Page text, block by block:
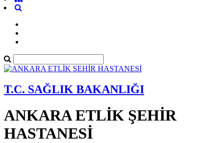
T.C. SAĞLIK BAKANLIĞI
ANKARA ETLİK ŞEHİR
HASTANESİ